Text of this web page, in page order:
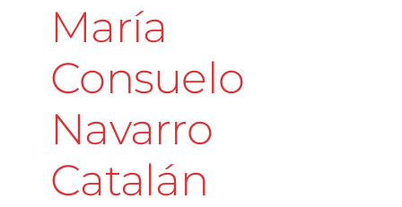
María
Consuelo
Navarro
Catalán